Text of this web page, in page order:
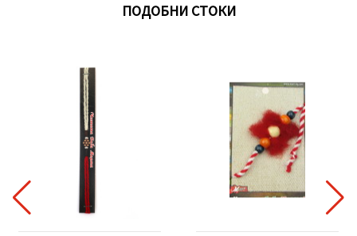
ПОДОБНИ СТОКИ